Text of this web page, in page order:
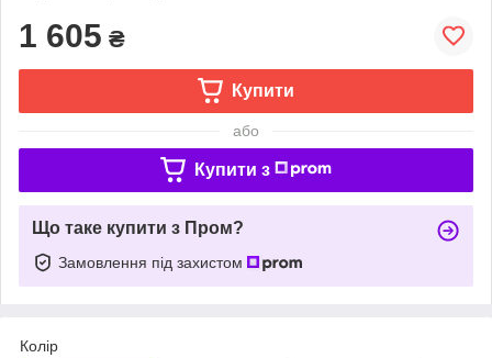
1 605 ₴
Купити
або
Купити з
Що таке купити з Пром?
Замовлення під захистом
Колір